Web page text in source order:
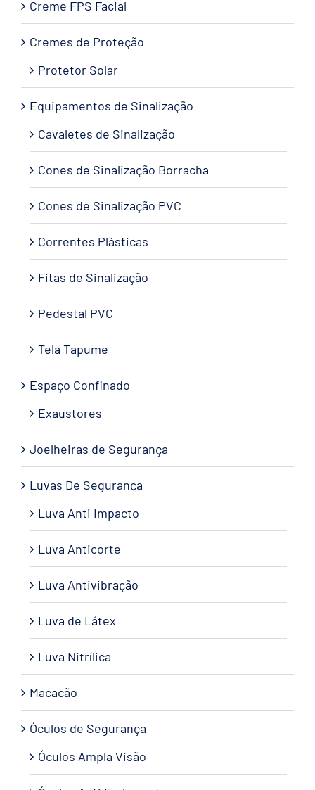
Creme FPS Facial
Cremes de Proteção
Protetor Solar
Equipamentos de Sinalização
Cavaletes de Sinalização
Cones de Sinalização Borracha
Cones de Sinalização PVC
Correntes Plásticas
Fitas de Sinalização
Pedestal PVC
Tela Tapume
Espaço Confinado
Exaustores
Joelheiras de Segurança
Luvas De Segurança
Luva Anti Impacto
Luva Anticorte
Luva Antivibração
Luva de Látex
Luva Nitrílica
Macacão
Óculos de Segurança
Óculos Ampla Visão